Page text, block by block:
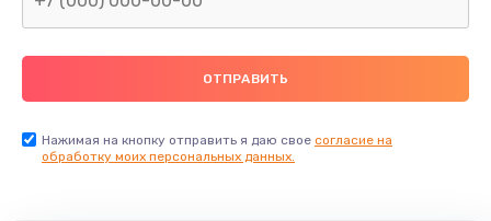
Не видит флешку
400 руб.
Заказать
Нажимая на кнопку отправить я даю свое согласие на
обработку моих персональных данных.